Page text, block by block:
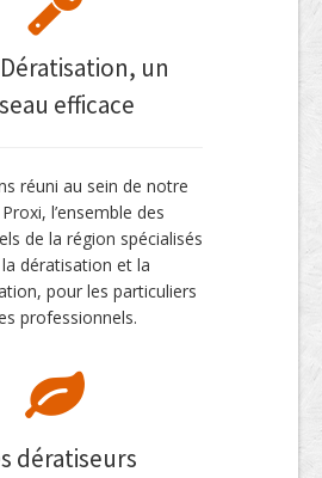
un
efficace
réuni au sein de notre
l’ensemble des
de la région spécialisés
dératisation et la
pour les particuliers
professionnels.
dératiseurs